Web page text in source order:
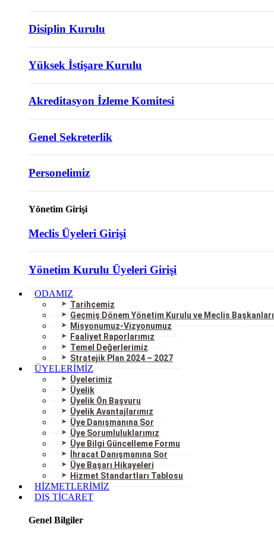
Disiplin Kurulu
Yüksek İstişare Kurulu
Akreditasyon İzleme Komitesi
Genel Sekreterlik
Personelimiz
Yönetim Girişi
Meclis Üyeleri Girişi
Yönetim Kurulu Üyeleri Girişi
ODAMIZ
Tarihçemiz
Geçmiş Dönem Yönetim Kurulu ve Meclis Başkanları
Misyonumuz-Vizyonumuz
Faaliyet Raporlarımız
Temel Değerlerimiz
Stratejik Plan 2024 – 2027
ÜYELERİMİZ
Üyelerimiz
Üyelik
Üyelik Ön Başvuru
Üyelik Avantajlarımız
Üye Danışmanına Sor
Üye Sorumluluklarımız
Üye Bilgi Güncelleme Formu
İhracat Danışmanına Sor
Üye Başarı Hikayeleri
Hizmet Standartları Tablosu
HİZMETLERİMİZ
DIŞ TİCARET
Genel Bilgiler